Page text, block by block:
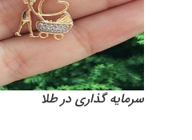
سرمایه‌ گذاری در طلا